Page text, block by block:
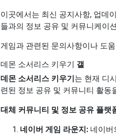
이곳에서는 최신 공지사항, 업데
들과의 정보 공유 및 커뮤니케이
게임과 관련된 문의사항이나 도
데몬 소서리스 키우기 갤
데몬 소서리스 키우기는 현재 디
련된 정보 공유 및 커뮤니티 활동
대체 커뮤니티 및 정보 공유 플랫
네이버 게임 라운지: 네이버